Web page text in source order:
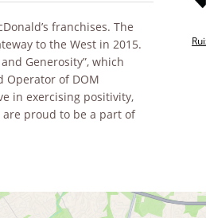
franchises. The
to the West in 2015.
Generosity”, which
Operator of DOM
in exercising positivity,
proud to be a part of